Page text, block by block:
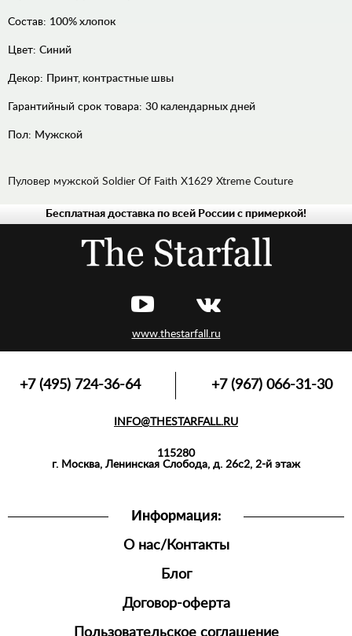
Состав: 100% хлопок
Цвет: Синий
Декор: Принт, контрастные швы
Гарантийный срок товара: 30 календарных дней
Пол: Мужской
Пуловер мужской Soldier Of Faith X1629 Xtreme Couture
ДЖИНСЫ
ФУТБОЛКИ,
МАЙКИ,
СПОРТИВНАЯ
ОДЕЖДА
Бесплатная доставка по всей России с примеркой!
www.thestarfall.ru
Информация:
О нас/Контакты
Блог
Договор-оферта
Пользовательское соглашение
+7 (495) 724-36-64 +7 (967) 066-31-30
INFO@THESTARFALL.RU
115280
г. Москва, Ленинская Слобода, д. 26с2, 2-й этаж